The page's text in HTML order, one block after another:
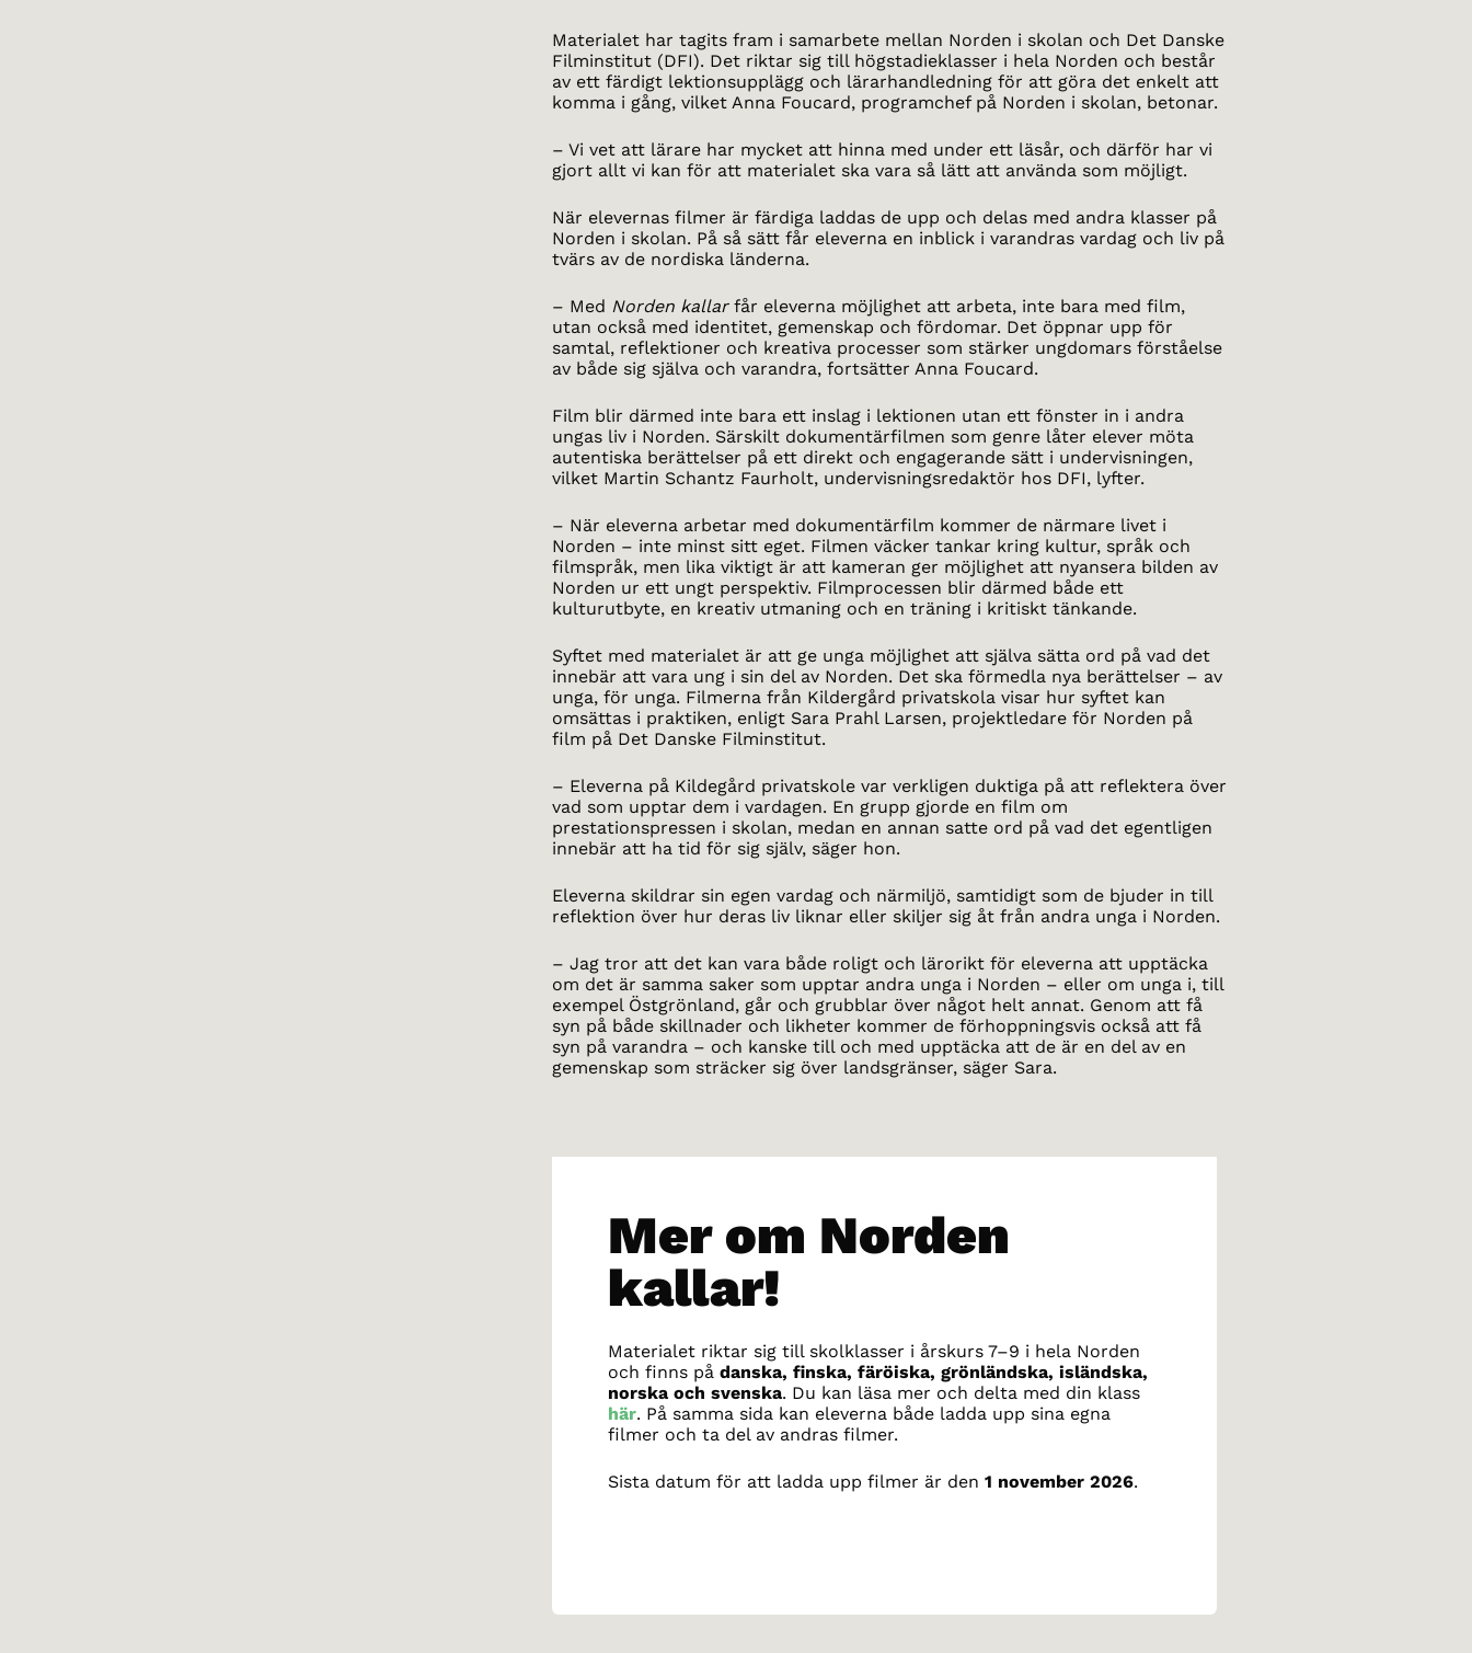
Materialet har tagits fram i samarbete mellan Norden i skolan och Det Danske
Filminstitut (DFI). Det riktar sig till högstadieklasser i hela Norden och består
av ett färdigt lektionsupplägg och lärarhandledning för att göra det enkelt att
komma i gång, vilket Anna Foucard, programchef på Norden i skolan, betonar.
– Vi vet att lärare har mycket att hinna med under ett läsår, och därför har vi
gjort allt vi kan för att materialet ska vara så lätt att använda som möjligt.
När elevernas filmer är färdiga laddas de upp och delas med andra klasser på
Norden i skolan. På så sätt får eleverna en inblick i varandras vardag och liv på
tvärs av de nordiska länderna.
– Med Norden kallarfår eleverna möjlighet att arbeta, inte bara med film,
utan också med identitet, gemenskap och fördomar. Det öppnar upp för
samtal, reflektioner och kreativa processer som stärker ungdomars förståelse
av både sig själva och varandra, fortsätter Anna Foucard.
Film blir därmed inte bara ett inslag i lektionen utan ett fönster in i andra
ungas liv i Norden. Särskilt dokumentärfilmen som genre låter elever möta
autentiska berättelser på ett direkt och engagerande sätt i undervisningen,
vilket Martin Schantz Faurholt, undervisningsredaktör hos DFI, lyfter.
– När eleverna arbetar med dokumentärfilm kommer de närmare livet i
Norden – inte minst sitt eget. Filmen väcker tankar kring kultur, språk och
filmspråk, men lika viktigt är att kameran ger möjlighet att nyansera bilden av
Norden ur ett ungt perspektiv. Filmprocessen blir därmed både ett
kulturutbyte, en kreativ utmaning och en träning i kritiskt tänkande.
Syftet med materialet är att ge unga möjlighet att själva sätta ord på vad det
innebär att vara ung i sin del av Norden. Det ska förmedla nya berättelser – av
unga, för unga. Filmerna från Kildergård privatskola visar hur syftet kan
omsättas i praktiken, enligt Sara Prahl Larsen, projektledare för Norden på
film på Det Danske Filminstitut.
– Eleverna på Kildegård privatskole var verkligen duktiga på att reflektera över
vad som upptar dem i vardagen. En grupp gjorde en film om
prestationspressen i skolan, medan en annan satte ord på vad det egentligen
innebär att ha tid för sig själv, säger hon.
Eleverna skildrar sin egen vardag och närmiljö, samtidigt som de bjuder in till
reflektion över hur deras liv liknar eller skiljer sig åt från andra unga i Norden.
– Jag tror att det kan vara både roligt och lärorikt för eleverna att upptäcka
om det är samma saker som upptar andra unga i Norden – eller om unga i, till
exempel Östgrönland, går och grubblar över något helt annat. Genom att få
syn på både skillnader och likheter kommer de förhoppningsvis också att få
syn på varandra – och kanske till och med upptäcka att de är en del av en
gemenskap som sträcker sig över landsgränser, säger Sara.
Mer om Norden
kallar!
Materialet riktar sig till skolklasser i årskurs 7–9 i hela Norden
och finns på danska, finska, färöiska, grönländska, isländska,
norska och svenska. Du kan läsa mer och delta med din klass
här. På samma sida kan eleverna både ladda upp sina egna
filmer och ta del av andras filmer.
Sista datum för att ladda upp filmer är den 1 november 2026.